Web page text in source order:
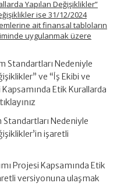
Yapılan Değişiklikler”
ise 31/12/2024
ait finansal tabloların
uygulanmak üzere
Standartları Nedeniyle
ve “İş Ekibi ve
Etik Kurallarda
tıklayınız
Nedeniyle
işaretli
Projesi Kapsamında Etik
versiyonuna ulaşmak